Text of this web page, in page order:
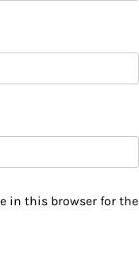
in this browser for the